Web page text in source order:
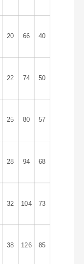
20 66 40
22 74 50
25 80 57
28 94 68
32 104 73
38 126 85